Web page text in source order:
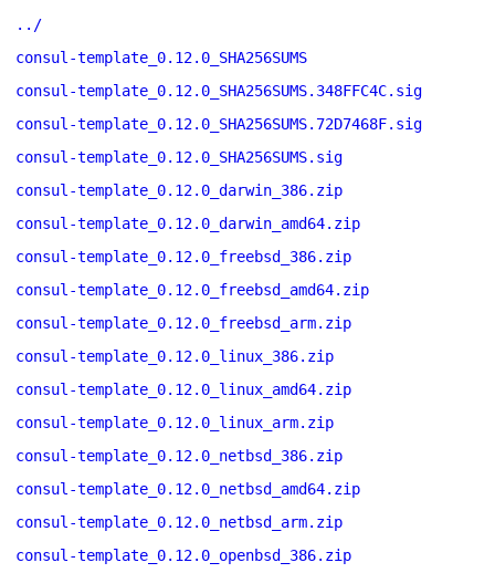
../
consul-template_0.12.0_SHA256SUMS
consul-template_0.12.0_SHA256SUMS.348FFC4C.sig
consul-template_0.12.0_SHA256SUMS.72D7468F.sig
consul-template_0.12.0_SHA256SUMS.sig
consul-template_0.12.0_darwin_386.zip
consul-template_0.12.0_darwin_amd64.zip
consul-template_0.12.0_freebsd_386.zip
consul-template_0.12.0_freebsd_amd64.zip
consul-template_0.12.0_freebsd_arm.zip
consul-template_0.12.0_linux_386.zip
consul-template_0.12.0_linux_amd64.zip
consul-template_0.12.0_linux_arm.zip
consul-template_0.12.0_netbsd_386.zip
consul-template_0.12.0_netbsd_amd64.zip
consul-template_0.12.0_netbsd_arm.zip
consul-template_0.12.0_openbsd_386.zip